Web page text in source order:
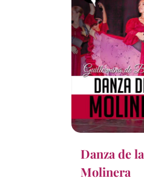
Danza de la
Molinera